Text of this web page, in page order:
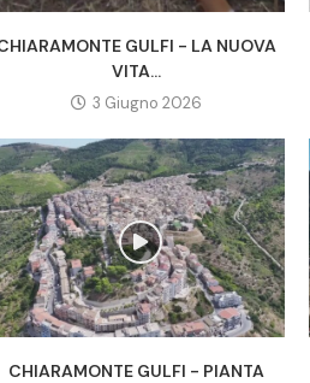
GULFI - LA NUOVA
VITA...
3 Giugno 2026
CHIARAMONTE GULFI - PIANTA